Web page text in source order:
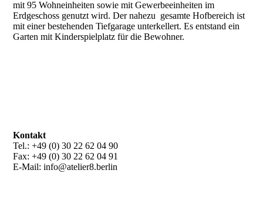
mit 95 Wohneinheiten sowie mit Gewerbeeinheiten im
Erdgeschoss genutzt wird. Der nahezu gesamte Hofbereich ist
mit einer bestehenden Tiefgarage unterkellert. Es entstand ein
Garten mit Kinderspielplatz für die Bewohner.
Kontakt
Tel.: +49 (0) 30 22 62 04 90
Fax: +49 (0) 30 22 62 04 91
E-Mail: info@atelier8.berlin